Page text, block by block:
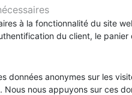
Bibles d'étude
Bibles audio
Nouveaux
Israël, Messianique
Evangelisation
Formation
Livres d'activités
CD Jeunesse
Compilations
Rock
Enseignement,
du Vainqueur
Détails du produit
à la fonctionnalité du site
du client, le panier
données anonymes sur les
Nous nous appuyons sur ces